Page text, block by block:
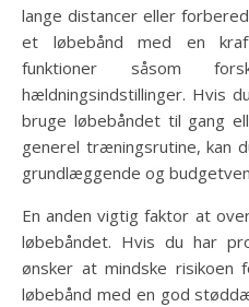
lange distancer eller
et løbebånd med en
funktioner såsom
hældningsindstillinger. Hvis
bruge løbebåndet til gang
generel træningsrutine, kan
grundlæggende og
En anden vigtig faktor at
løbebåndet. Hvis du har
ønsker at mindske
løbebånd med en god